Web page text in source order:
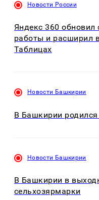
Новости России
Яндекс 360 обновил
работы и расширил
Таблицах
Новости Башкирии
В Башкирии
Новости Башкирии
В Башкирии в
сельхозярмарки